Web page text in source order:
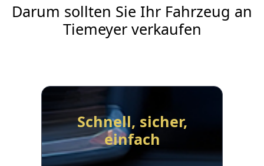
Darum sollten Sie Ihr Fahrzeug an
Tiemeyer verkaufen
Schnell, sicher,
einfach